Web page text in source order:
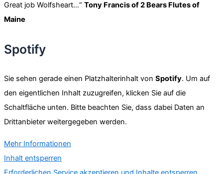
Great job Wolfsheart…“ Tony Francis of 2 Bears Flutes of
Maine
Spotify
Sie sehen gerade einen Platzhalterinhalt von Spotify. Um auf
den eigentlichen Inhalt zuzugreifen, klicken Sie auf die
Schaltfläche unten. Bitte beachten Sie, dass dabei Daten an
Drittanbieter weitergegeben werden.
Mehr Informationen
Inhalt entsperren